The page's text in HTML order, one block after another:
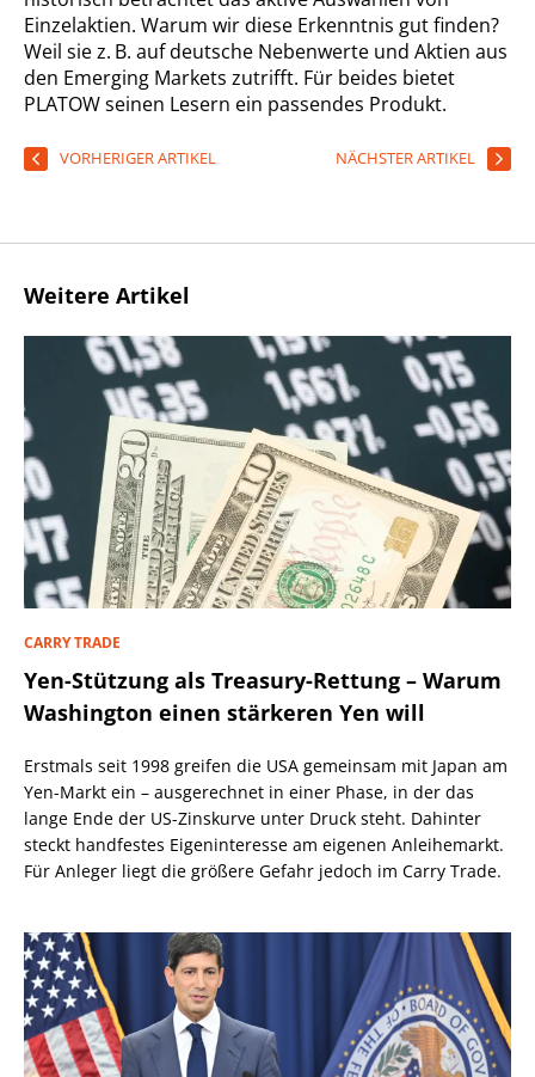
Einzelaktien. Warum wir diese Erkenntnis gut finden?
Weil sie z. B. auf deutsche Nebenwerte und Aktien aus
den Emerging Markets zutrifft. Für beides bietet
PLATOW seinen Lesern ein passendes Produkt.
VORHERIGER ARTIKEL NÄCHSTER ARTIKEL
Weitere Artikel
CARRY TRADE
Yen-Stützung als Treasury-Rettung – Warum
Washington einen stärkeren Yen will
Erstmals seit 1998 greifen die USA gemeinsam mit Japan am
Yen-Markt ein – ausgerechnet in einer Phase, in der das
lange Ende der US-Zinskurve unter Druck steht. Dahinter
steckt handfestes Eigeninteresse am eigenen Anleihemarkt.
Für Anleger liegt die größere Gefahr jedoch im Carry Trade.